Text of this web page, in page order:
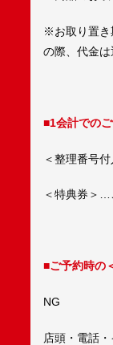
※お取り置き
の際、代金は
■1会計での
＜整理番号
＜特典券＞…
■ご予約時の
NG
店頭・電話